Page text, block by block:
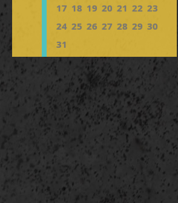
17 18 19 20 21 22 23
24 25 26 27 28 29 30
31